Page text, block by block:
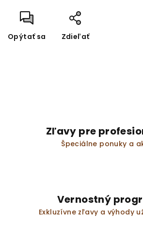
Opýtať sa Zdieľať
Zľavy pre
Špeciálne ponuky a
Vernostný
Exkluzívne zľavy a výhody